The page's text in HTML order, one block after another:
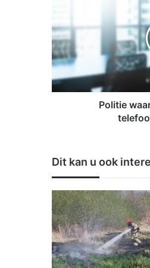
i
t
i
e
w
a
u
w
t
v
o
o
r
n
Politie
Dit kan u ook